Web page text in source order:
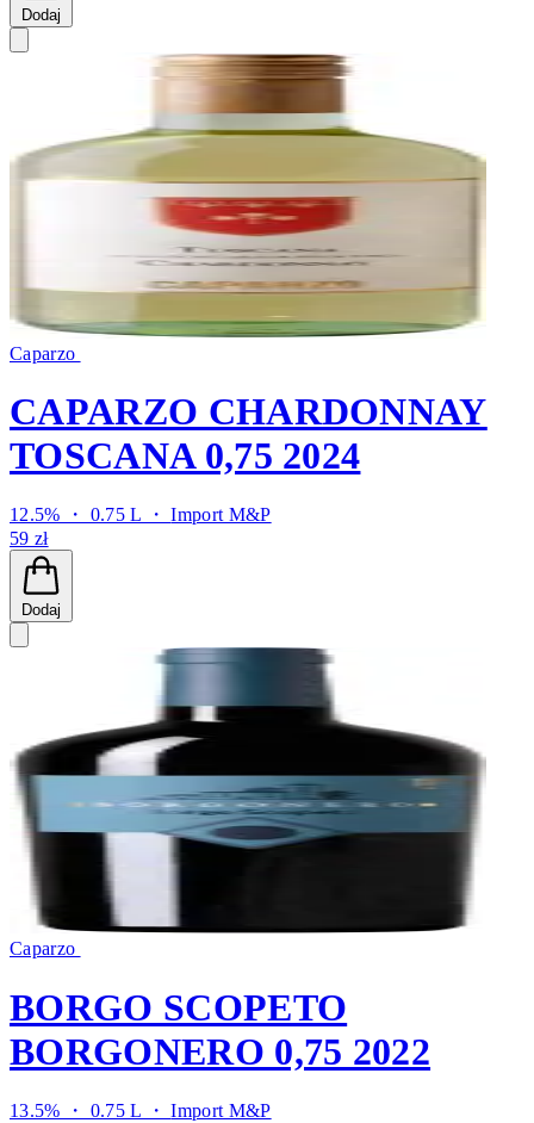
Dodaj
Caparzo
CAPARZO CHARDONNAY
TOSCANA 0,75 2024
12.5% ・ 0.75 L ・Import M&P
59 zł
Dodaj
Caparzo
BORGO SCOPETO
BORGONERO 0,75 2022
13.5% ・ 0.75 L ・Import M&P